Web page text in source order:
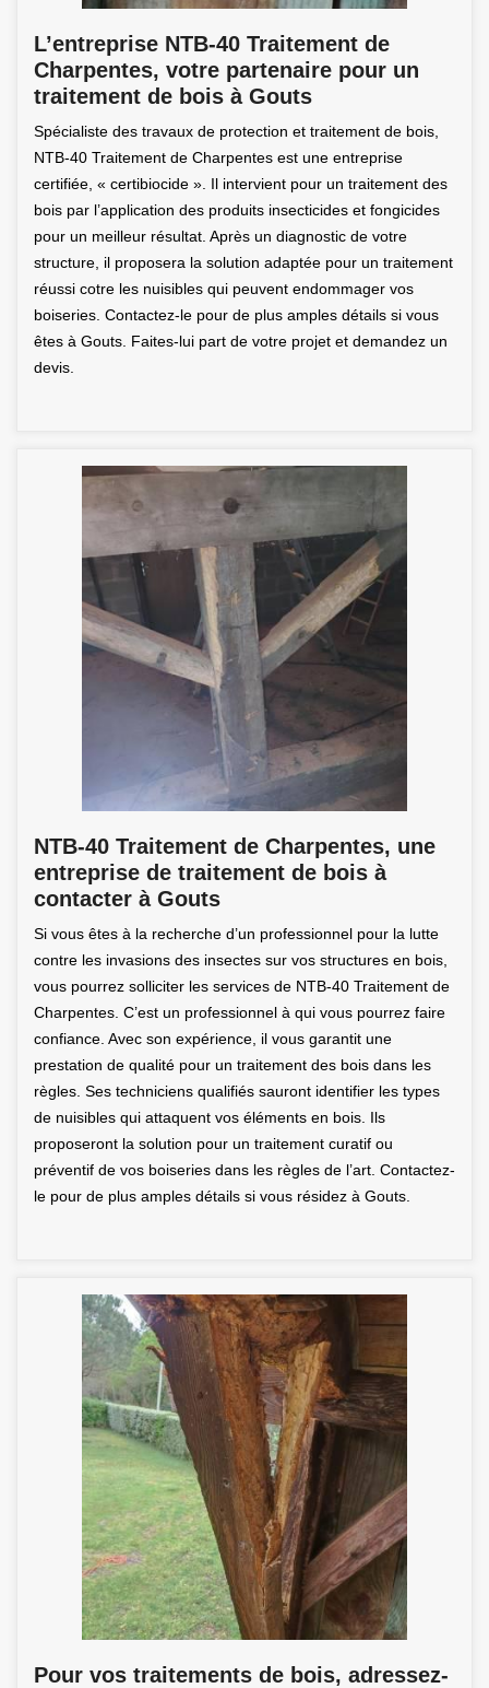
L’entreprise NTB-40 Traitement de
Charpentes, votre partenaire pour un
traitement de bois à Gouts
Spécialiste des travaux de protection et traitement de bois,
NTB-40 Traitement de Charpentes est une entreprise
certifiée, « certibiocide ». Il intervient pour un traitement des
bois par l’application des produits insecticides et fongicides
pour un meilleur résultat. Après un diagnostic de votre
structure, il proposera la solution adaptée pour un traitement
réussi cotre les nuisibles qui peuvent endommager vos
boiseries. Contactez-le pour de plus amples détails si vous
êtes à Gouts. Faites-lui part de votre projet et demandez un
devis.
NTB-40 Traitement de Charpentes, une
entreprise de traitement de bois à
contacter à Gouts
Si vous êtes à la recherche d’un professionnel pour la lutte
contre les invasions des insectes sur vos structures en bois,
vous pourrez solliciter les services de NTB-40 Traitement de
Charpentes. C’est un professionnel à qui vous pourrez faire
confiance. Avec son expérience, il vous garantit une
prestation de qualité pour un traitement des bois dans les
règles. Ses techniciens qualifiés sauront identifier les types
de nuisibles qui attaquent vos éléments en bois. Ils
proposeront la solution pour un traitement curatif ou
préventif de vos boiseries dans les règles de l’art. Contactez-
le pour de plus amples détails si vous résidez à Gouts.
Pour vos traitements de bois, adressez-